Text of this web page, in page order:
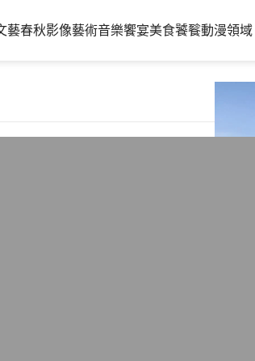
藝春秋影像藝術音樂饗宴美食饕餮動漫領域